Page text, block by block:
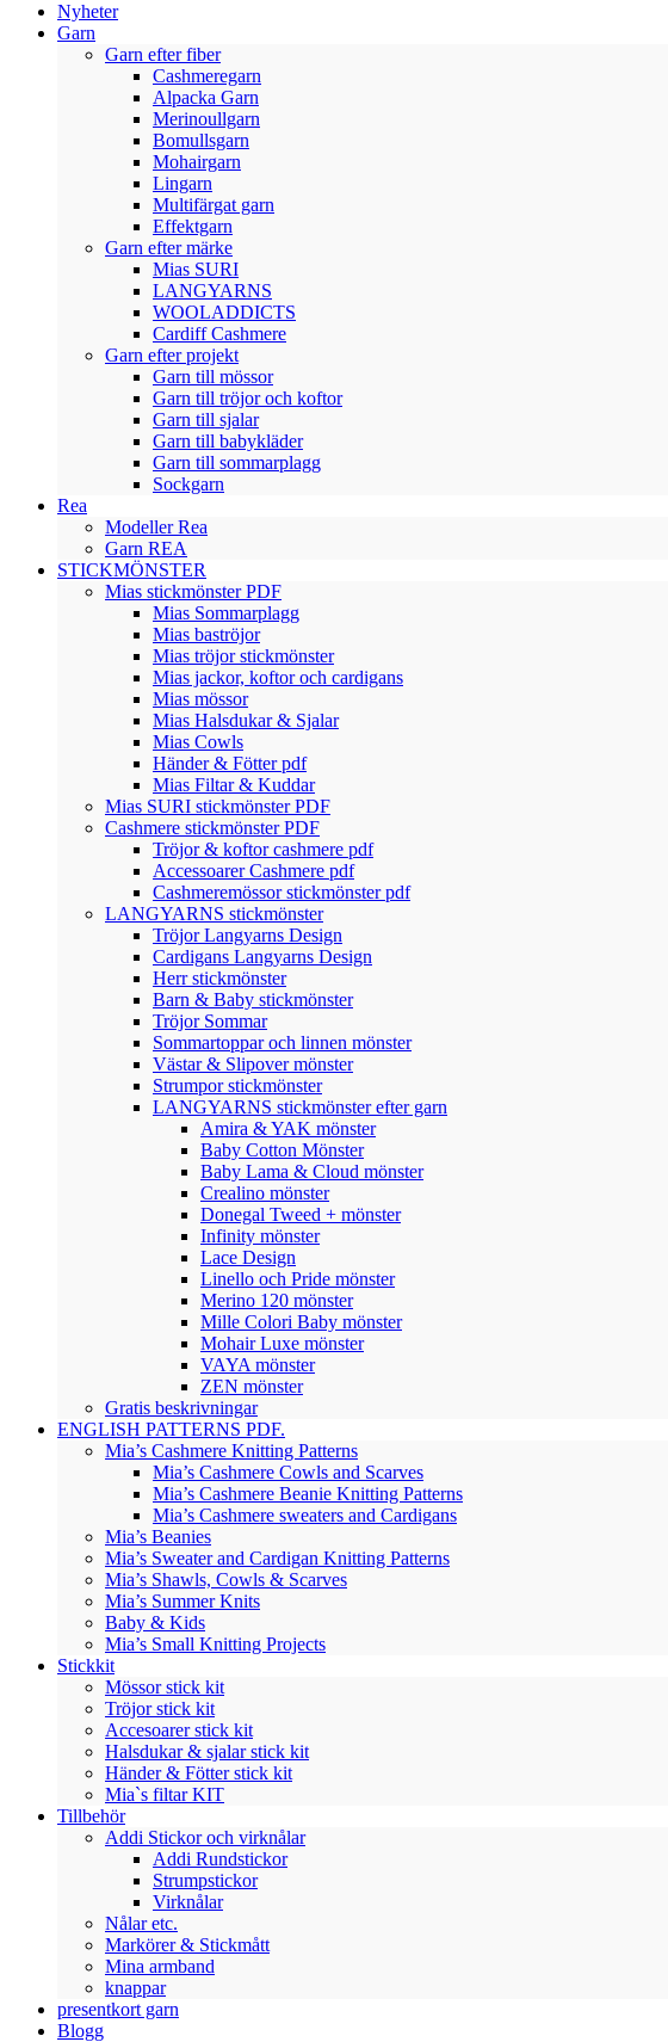
Nyheter
Garn
Garn efter fiber
Cashmeregarn
Alpacka Garn
Merinoullgarn
Bomullsgarn
Mohairgarn
Lingarn
Multifärgat garn
Effektgarn
Garn efter märke
Mias SURI
LANGYARNS
WOOLADDICTS
Cardiff Cashmere
Garn efter projekt
Garn till mössor
Garn till tröjor och koftor
Garn till sjalar
Garn till babykläder
Garn till sommarplagg
Sockgarn
Rea
Modeller Rea
Garn REA
STICKMÖNSTER
Mias stickmönster PDF
Mias Sommarplagg
Mias baströjor
Mias tröjor stickmönster
Mias jackor, koftor och cardigans
Mias mössor
Mias Halsdukar & Sjalar
Mias Cowls
Händer & Fötter pdf
Mias Filtar & Kuddar
Mias SURI stickmönster PDF
Cashmere stickmönster PDF
Tröjor & koftor cashmere pdf
Accessoarer Cashmere pdf
Cashmeremössor stickmönster pdf
LANGYARNS stickmönster
Tröjor Langyarns Design
Cardigans Langyarns Design
Herr stickmönster
Barn & Baby stickmönster
Tröjor Sommar
Sommartoppar och linnen mönster
Västar & Slipover mönster
Strumpor stickmönster
LANGYARNS stickmönster efter garn
Amira & YAK mönster
Baby Cotton Mönster
Baby Lama & Cloud mönster
Crealino mönster
Donegal Tweed + mönster
Infinity mönster
Lace Design
Linello och Pride mönster
Merino 120 mönster
Mille Colori Baby mönster
Mohair Luxe mönster
VAYA mönster
ZEN mönster
Gratis beskrivningar
ENGLISH PATTERNS PDF.
Mia’s Cashmere Knitting Patterns
Mia’s Cashmere Cowls and Scarves
Mia’s Cashmere Beanie Knitting Patterns
Mia’s Cashmere sweaters and Cardigans
Mia’s Beanies
Mia’s Sweater and Cardigan Knitting Patterns
Mia’s Shawls, Cowls & Scarves
Mia’s Summer Knits
Baby & Kids
Mia’s Small Knitting Projects
Stickkit
Mössor stick kit
Tröjor stick kit
Accesoarer stick kit
Halsdukar & sjalar stick kit
Händer & Fötter stick kit
Mia`s filtar KIT
Tillbehör
Addi Stickor och virknålar
Addi Rundstickor
Strumpstickor
Virknålar
Nålar etc.
Markörer & Stickmått
Mina armband
knappar
presentkort garn
Blogg